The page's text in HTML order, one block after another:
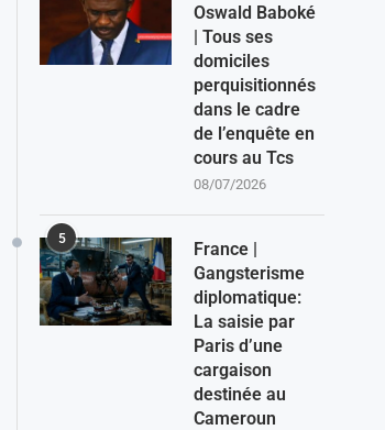
Oswald Baboké
| Tous ses
domiciles
perquisitionnés
dans le cadre
de l’enquête en
cours au Tcs
08/07/2026
5
France |
Gangsterisme
diplomatique:
La saisie par
Paris d’une
cargaison
destinée au
Cameroun